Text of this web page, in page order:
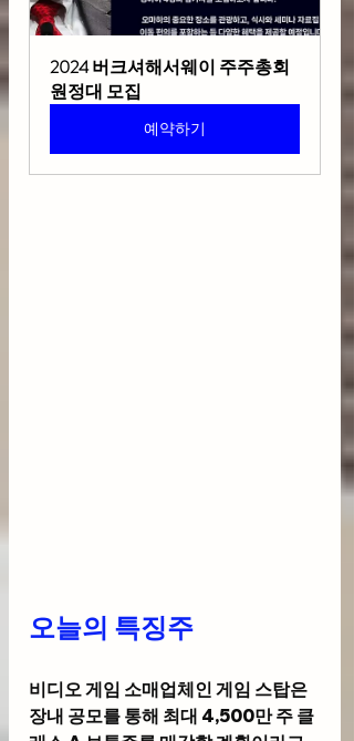
2024 버크셔해서웨이 주주총회
원정대 모집
예약하기
오늘의 특징주
비디오 게임 소매업체인 게임 스탑은
장내 공모를 통해 최대 4,500만 주 클